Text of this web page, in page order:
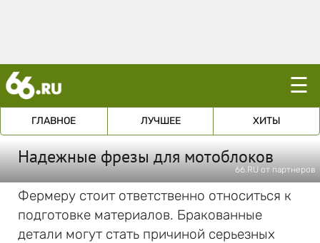
☰
ГЛАВНОЕ ЛУЧШЕЕ ХИТЫ
Надежные фрезы для мотоблоков
66.RU от партнеров
Фермеру стоит ответственно относиться к
подготовке материалов. Бракованные
детали могут стать причиной серьезных